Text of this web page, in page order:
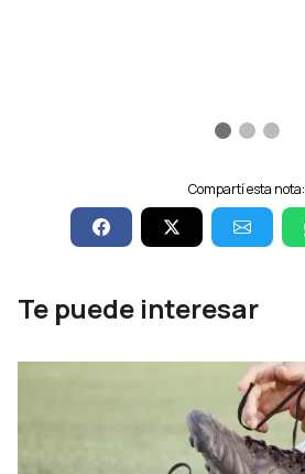
Compartí esta nota:
Te puede interesar